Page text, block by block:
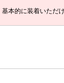
本的に装着いただ